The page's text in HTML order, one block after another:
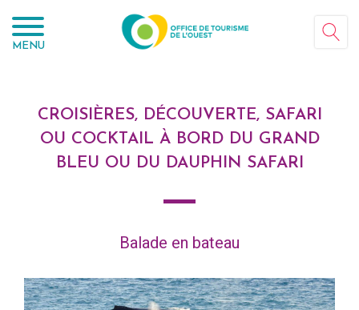
MENU
CROISIÈRES, DÉCOUVERTE, SAFARI
OU COCKTAIL À BORD DU GRAND
BLEU OU DU DAUPHIN SAFARI
Balade en bateau